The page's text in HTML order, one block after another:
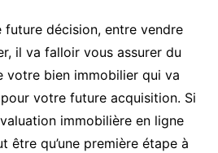
future décision, entre vendre
il va falloir vous assurer du
votre bien immobilier qui va
votre future acquisition. Si
immobilière en ligne
être qu’une première étape à